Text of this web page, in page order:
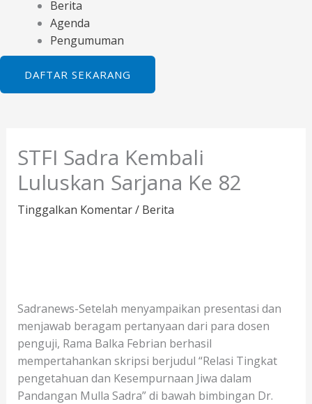
Berita
Agenda
Pengumuman
DAFTAR SEKARANG
STFI Sadra Kembali
Luluskan Sarjana Ke 82
Tinggalkan Komentar/ Berita
Sadranews-Setelah menyampaikan presentasi dan
menjawab beragam pertanyaan dari para dosen
penguji, Rama Balka Febrian berhasil
mempertahankan skripsi berjudul “Relasi Tingkat
pengetahuan dan Kesempurnaan Jiwa dalam
Pandangan Mulla Sadra” di bawah bimbingan Dr.